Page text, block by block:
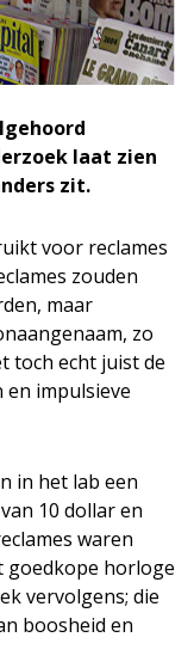
laat zien
zit.
voor reclames
zouden
maar
zo
toch echt juist de
impulsieve
in het lab een
10 dollar en
waren
goedkope horloge
vervolgens; die
boosheid en